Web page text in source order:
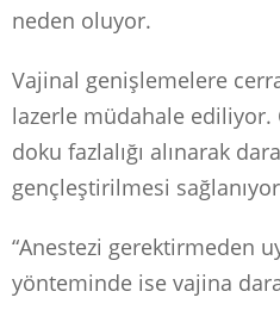
neden oluyor.
Vajinal genişlemelere
lazerle müdahale ediliyor.
doku fazlalığı alınarak
gençleştirilmesi
“Anestezi gerektirmeden
yönteminde ise vajina